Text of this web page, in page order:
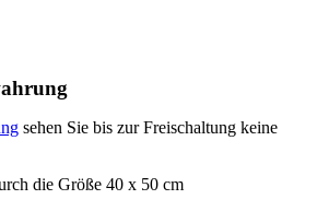
sehen Sie bis zur Freischaltung keine
die Größe 40 x 50 cm